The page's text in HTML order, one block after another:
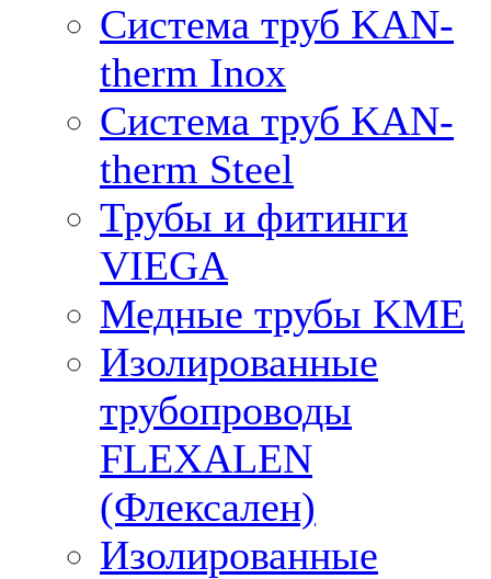
Система труб KAN-
therm Inox
Система труб KAN-
therm Steel
Трубы и фитинги
VIEGA
Медные трубы KME
Изолированные
трубопроводы
FLEXALEN
(Флексален)
Изолированные